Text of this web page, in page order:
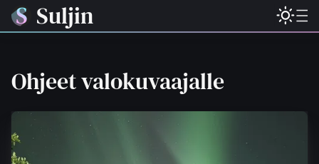
Suljin
Ohjeet valokuvaajalle